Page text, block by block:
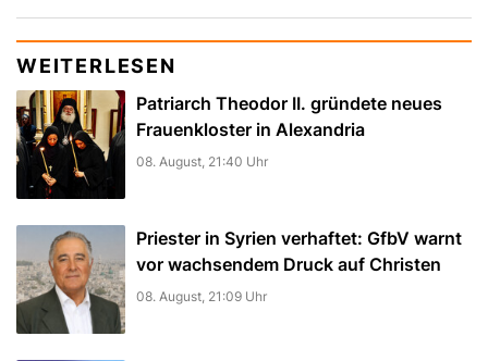
WEITERLESEN
Patriarch Theodor II. gründete neues
Frauenkloster in Alexandria
08. August, 21:40 Uhr
Priester in Syrien verhaftet: GfbV warnt
vor wachsendem Druck auf Christen
08. August, 21:09 Uhr